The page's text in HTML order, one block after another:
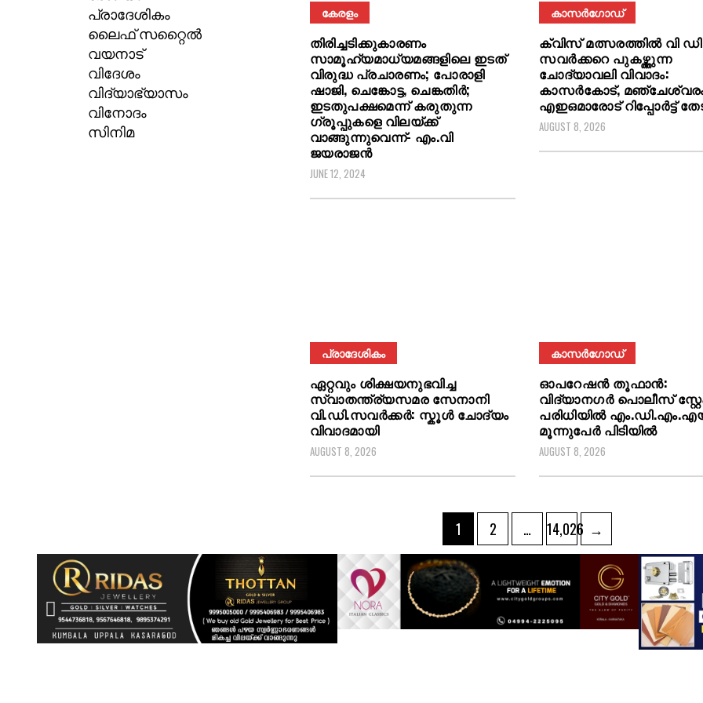
കേരളം
തിരിച്ചടിക്കുകാരണം
സാമൂഹ്യമാധ്യമങ്ങളിലെ ഇടത്
വിരുദ്ധ പ്രചാരണം; പോരാളി
ഷാജി, ചെങ്കോട്ട, ചെങ്കതിർ;
ഇടതുപക്ഷമെന്ന് കരുതുന്ന
ഗ്രൂപ്പുകളെ വിലയ്ക്ക്
വാങ്ങുന്നുവെന്ന്- എം.വി
ജയരാജൻ
JUNE 12, 2024
കാസർഗോഡ്
ക്വിസ് മത്സരത്തില്‍ വി ഡി
സവര്‍ക്കറെ പുകഴ്ത്തുന്ന
ചോദ്യാവലി വിവാദം:
കാസർകോട്,
എഇഒമാരോട് റിപ്പോര്‍ട്ട്
AUGUST 8, 2026
പ്രാദേശികം
ഏറ്റവും ശിക്ഷയനുഭവിച്ച
സ്വാതന്ത്ര്യസമര സേനാനി
വി.ഡി.സവർക്കർ: സ്കൂൾ ചോദ്യം
വിവാദമായി
AUGUST 8, 2026
കാസർഗോഡ്
ഓപറേഷൻ തൂഫാൻ:
വിദ്യാനഗർ പൊലീസ്
പരിധിയിൽ
മൂന്നുപേർ പിടിയിൽ
AUGUST 8, 2026
1 2 … 14,026 →
പ്രാദേശികം
ലൈഫ് സറ്റൈൽ
വയനാട്
വിദേശം
വിദ്യാഭ്യാസം
വിനോദം
സിനിമ